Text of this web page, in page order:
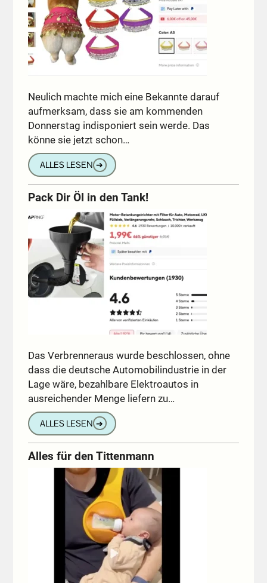
Neulich machte mich eine Bekannte darauf
aufmerksam, dass sie am kommenden
Donnerstag indisponiert sein werde. Das
könne sie jetzt schon…
ALLES LESEN ➔
Pack Dir Öl in den Tank!
Das Verbrenneraus wurde beschlossen, ohne
dass die deutsche Automobilindustrie in der
Lage wäre, bezahlbare Elektroautos in
ausreichender Menge liefern zu…
ALLES LESEN ➔
Alles für den Tittenmann